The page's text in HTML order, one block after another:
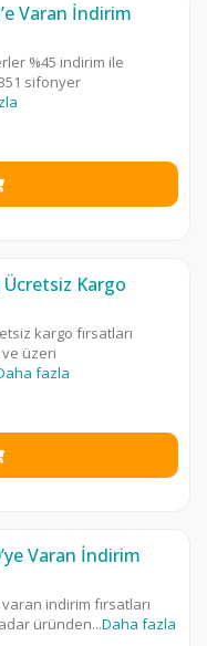
Varan İndirim
%45 indirim ile
sifonyer
Kargo
kargo fırsatları
ve üzeri
fazla
Varan İndirim
indirim fırsatları
üründen...Daha fazla